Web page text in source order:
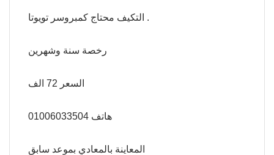
التكيف محتاج كمبروسر تويوتا .
رخصة سنة وشهرين
السعر 72 الف
هاتف 01006033504
المعاينة بالمعادي بموعد سابق